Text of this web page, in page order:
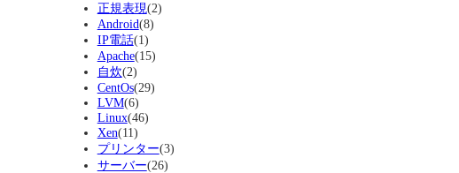
正規表現(2)
Android(8)
IP電話(1)
Apache(15)
自炊(2)
CentOs(29)
LVM(6)
Linux(46)
Xen(11)
プリンター(3)
サーバー(26)